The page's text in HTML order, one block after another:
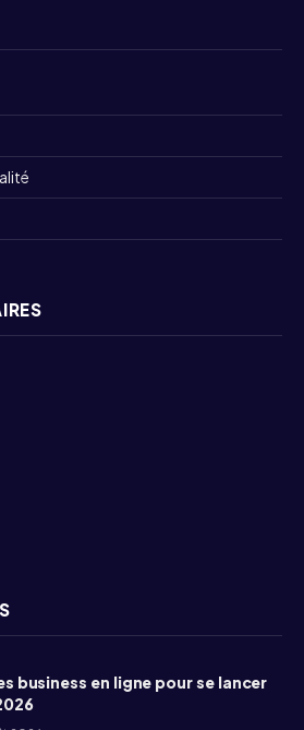
business en ligne pour se lancer